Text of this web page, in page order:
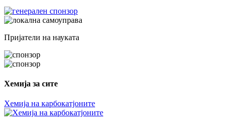
Пријатели на науката
Хемија за сите
Хемија на карбокатјоните